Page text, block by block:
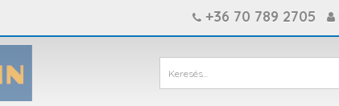
+36 70 789 2705